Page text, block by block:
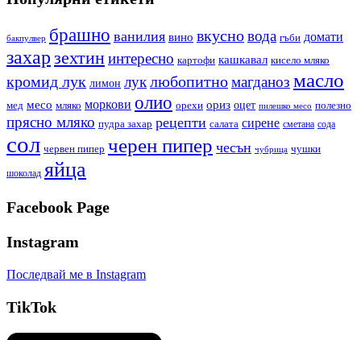
бакпулвер брашно ванилия вино вкусновода гъби домати
захар зехтининтересно картофи кашкавал кисело мляко
кромид лук лимон луклюбопитномагданоз масло
мед месо мляко моркови олио орехи ориз оцет пилешко месо полезно
прясно мляко пудра захар рецепти салата сирене сметана сода
сол червен пипер черен пипер чесън чубрица чушки
шоколад яйца
Facebook Page
Instagram
Последвай ме в Instagram
TikTok